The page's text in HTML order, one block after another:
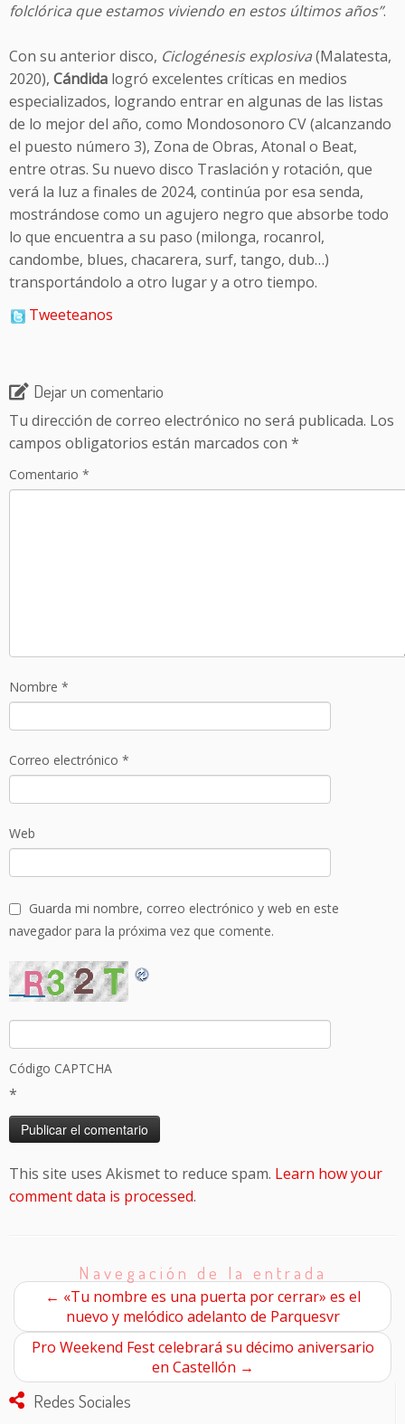
folclórica que estamos viviendo en estos últimos años”.
Con su anterior disco, Ciclogénesis explosiva(Malatesta,
2020), Cándida logró excelentes críticas en medios
especializados, logrando entrar en algunas de las listas
de lo mejor del año, como Mondosonoro CV (alcanzando
el puesto número 3), Zona de Obras, Atonal o Beat,
entre otras. Su nuevo disco Traslación y rotación, que
verá la luz a finales de 2024, continúa por esa senda,
mostrándose como un agujero negro que absorbe todo
lo que encuentra a su paso (milonga, rocanrol,
candombe, blues, chacarera, surf, tango, dub…)
transportándolo a otro lugar y a otro tiempo.
Tweeteanos
Dejar un comentario
Tu dirección de correo electrónico no será publicada. Los
campos obligatorios están marcados con *
Comentario *
Nombre *
Correo electrónico *
Web
Guarda mi nombre, correo electrónico y web en este
navegador para la próxima vez que comente.
Código CAPTCHA
*
This site uses Akismet to reduce spam. Learn how your
comment data is processed.
Navegación de la entrada
← «Tu nombre es una puerta por cerrar» es el
nuevo y melódico adelanto de Parquesvr
Pro Weekend Fest celebrará su décimo aniversario
en Castellón →
Redes Sociales